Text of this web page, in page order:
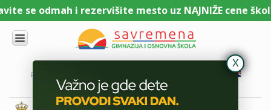
se odmah i rezervišite mesto uz NAJNIŽE cene
PORTAL ZA UČENIKE
NAMA
KOMBINOVANI
PROGRAM